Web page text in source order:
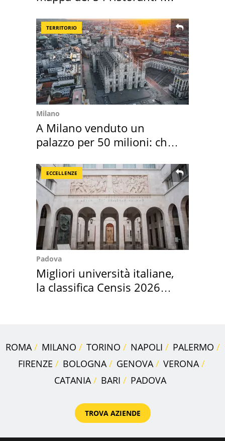
TERRITORIO
Milano
A Milano venduto un
palazzo per 50 milioni: chi
ECCELLENZE
Padova
Migliori università italiane,
la classifica Censis 2026
ROMA MILANO TORINO NAPOLI
PALERMO
FIRENZE
BOLOGNA GENOVA
VERONA
CATANIA
BARI PADOVA
TROVA AZIENDE